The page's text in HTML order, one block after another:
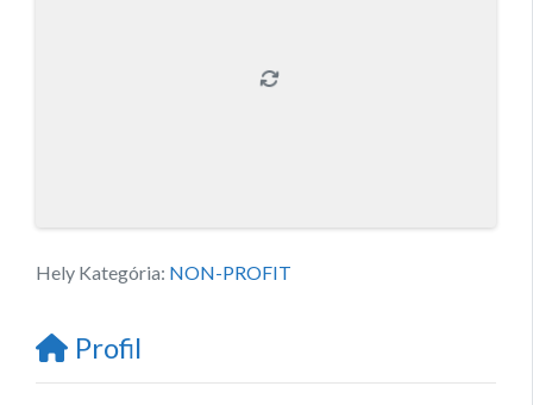
Hely Kategória: NON-PROFIT
Profil